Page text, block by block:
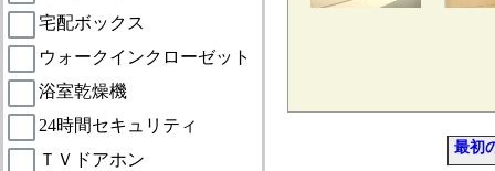
宅配ボックス
ウォークインクローゼット
浴室乾燥機
24時間セキュリティ
ＴＶドアホン
最初